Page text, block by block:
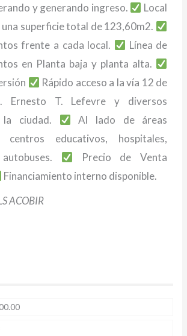
y generando ingreso.
Local
superficie total de 123,60m2.
frente a cada local.
Línea de
en Planta baja y planta alta.
Rápido acceso a la vía 12 de
Ernesto T. Lefevre y diversos
ciudad.
Al lado de áreas
centros educativos, hospitales,
Precio de Venta
Financiamiento interno disponible.
ACOBIR